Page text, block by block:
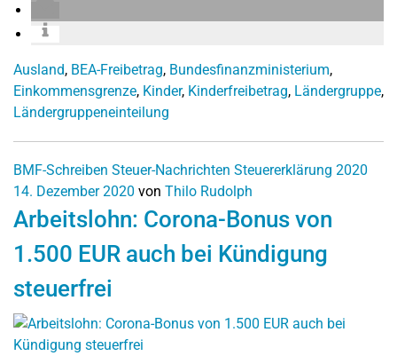
Ausland, BEA-Freibetrag, Bundesfinanzministerium,
Einkommensgrenze, Kinder, Kinderfreibetrag, Ländergruppe,
Ländergruppeneinteilung
BMF-Schreiben Steuer-Nachrichten Steuererklärung 2020
14. Dezember 2020 von Thilo Rudolph
Arbeitslohn: Corona-Bonus von
1.500 EUR auch bei Kündigung
steuerfrei